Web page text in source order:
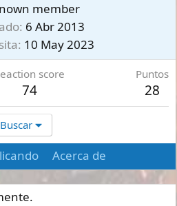
member
6 Abr 2013
10 May 2023
score
74
Puntos
28
Buscar
Acerca de